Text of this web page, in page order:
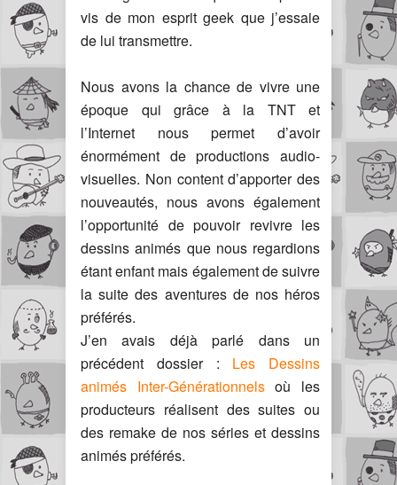
vis de mon esprit geek que j’essaie
de lui transmettre.
Nous avons la chance de vivre une
époque qui grâce à la TNT et
l’Internet nous permet d’avoir
énormément de productions audio-
visuelles. Non content d’apporter des
nouveautés, nous avons également
l’opportunité de pouvoir revivre les
dessins animés que nous regardions
étant enfant mais également de suivre
la suite des aventures de nos héros
préférés.
J’en avais déjà parlé dans un
précédent dossier : Les Dessins
animés Inter-Générationnelsoù les
producteurs réalisent des suites ou
des remake de nos séries et dessins
animés préférés.